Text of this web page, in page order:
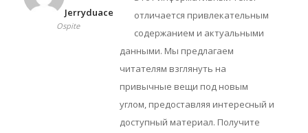
Jerryduace
Ospite
отличается привлекательным
содержанием и актуальными
данными. Мы предлагаем
читателям взглянуть на
привычные вещи под новым
углом, предоставляя интересный и
доступный материал. Получите